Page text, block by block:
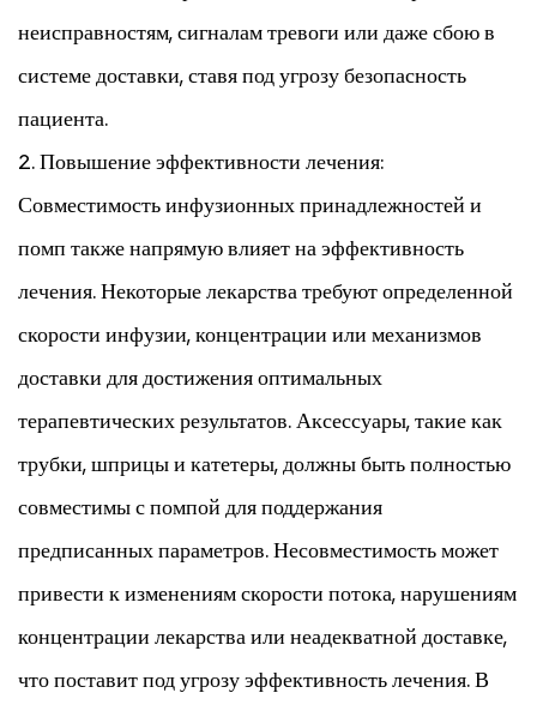
неисправностям, сигналам тревоги или даже сбою в
системе доставки, ставя под угрозу безопасность
пациента.
2. Повышение эффективности лечения:
Совместимость инфузионных принадлежностей и
помп также напрямую влияет на эффективность
лечения. Некоторые лекарства требуют определенной
скорости инфузии, концентрации или механизмов
доставки для достижения оптимальных
терапевтических результатов. Аксессуары, такие как
трубки, шприцы и катетеры, должны быть полностью
совместимы с помпой для поддержания
предписанных параметров. Несовместимость может
привести к изменениям скорости потока, нарушениям
концентрации лекарства или неадекватной доставке,
что поставит под угрозу эффективность лечения. В